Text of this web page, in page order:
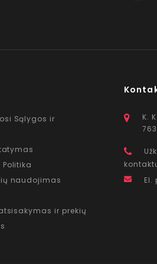
Sąlygos ir
naudojimas
ir prekių
K.
El.